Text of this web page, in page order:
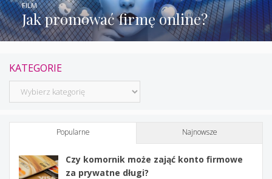
Jak promować firmę online?
FILM
KATEGORIE
Kategorie
Popularne Najnowsze
Czy komornik może zająć konto firmowe
za prywatne długi?